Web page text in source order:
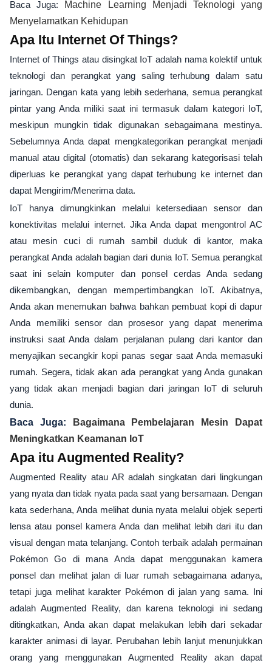
Baca Juga: Machine Learning Menjadi Teknologi yang
Menyelamatkan Kehidupan
Apa Itu Internet Of Things?
Internet of Things atau disingkat IoT adalah nama kolektif untuk
teknologi dan perangkat yang saling terhubung dalam satu
jaringan. Dengan kata yang lebih sederhana, semua perangkat
pintar yang Anda miliki saat ini termasuk dalam kategori IoT,
meskipun mungkin tidak digunakan sebagaimana mestinya.
Sebelumnya Anda dapat mengkategorikan perangkat menjadi
manual atau digital (otomatis) dan sekarang kategorisasi telah
diperluas ke perangkat yang dapat terhubung ke internet dan
dapat Mengirim/Menerima data.
IoT hanya dimungkinkan melalui ketersediaan sensor dan
konektivitas melalui internet. Jika Anda dapat mengontrol AC
atau mesin cuci di rumah sambil duduk di kantor, maka
perangkat Anda adalah bagian dari dunia IoT. Semua perangkat
saat ini selain komputer dan ponsel cerdas Anda sedang
dikembangkan, dengan mempertimbangkan IoT. Akibatnya,
Anda akan menemukan bahwa bahkan pembuat kopi di dapur
Anda memiliki sensor dan prosesor yang dapat menerima
instruksi saat Anda dalam perjalanan pulang dari kantor dan
menyajikan secangkir kopi panas segar saat Anda memasuki
rumah. Segera, tidak akan ada perangkat yang Anda gunakan
yang tidak akan menjadi bagian dari jaringan IoT di seluruh
dunia.
Baca Juga:
Bagaimana Pembelajaran Mesin Dapat
Meningkatkan Keamanan IoT
Apa itu Augmented Reality?
Augmented Reality atau AR adalah singkatan dari lingkungan
yang nyata dan tidak nyata pada saat yang bersamaan. Dengan
kata sederhana, Anda melihat dunia nyata melalui objek seperti
lensa atau ponsel kamera Anda dan melihat lebih dari itu dan
visual dengan mata telanjang. Contoh terbaik adalah permainan
Pokémon Go di mana Anda dapat menggunakan kamera
ponsel dan melihat jalan di luar rumah sebagaimana adanya,
tetapi juga melihat karakter Pokémon di jalan yang sama. Ini
adalah Augmented Reality, dan karena teknologi ini sedang
ditingkatkan, Anda akan dapat melakukan lebih dari sekadar
karakter animasi di layar. Perubahan lebih lanjut menunjukkan
orang yang menggunakan Augmented Reality akan dapat